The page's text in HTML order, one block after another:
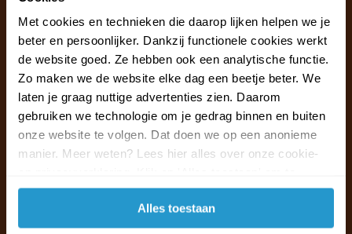
Met cookies en technieken die daarop lijken helpen we je
beter en persoonlijker. Dankzij functionele cookies werkt
de website goed. Ze hebben ook een analytische functie.
Zo maken we de website elke dag een beetje beter. We
laten je graag nuttige advertenties zien. Daarom
gebruiken we technologie om je gedrag binnen en buiten
onze website te volgen. Dat doen we op een anonieme
manier. Meer weten? Lees hier alles over onze cookie-
accepteren.
Alles toestaan
Klantenservice & FAQ
Wij staan voor u klaar.
Ma t/m vr van 09:30 - 16:00 telefonisch
+31 (0)13 785 62 41